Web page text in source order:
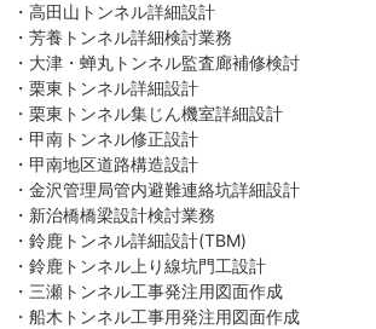
・高田山トンネル詳細設計
・芳養トンネル詳細検討業務
・大津・蝉丸トンネル監査廊補修検討
・栗東トンネル詳細設計
・栗東トンネル集じん機室詳細設計
・甲南トンネル修正設計
・甲南地区道路構造設計
・金沢管理局管内避難連絡坑詳細設計
・新治橋橋梁設計検討業務
・鈴鹿トンネル詳細設計(TBM)
・鈴鹿トンネル上り線坑門工設計
・三瀬トンネル工事発注用図面作成
・船木トンネル工事用発注用図面作成